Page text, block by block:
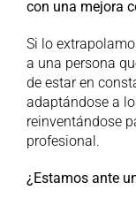
con una mejora
Si lo
a una persona
de estar en
adaptándose a
reinventándose
profesional.
¿Estamos ante